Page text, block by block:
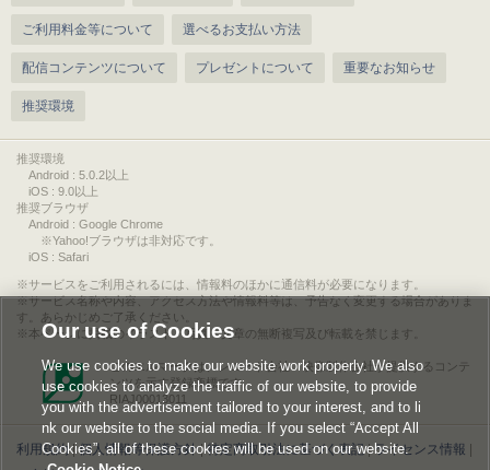
ご利用料金等について 選べるお支払い方法
配信コンテンツについて プレゼントについて 重要なお知らせ
推奨環境
推奨環境
Android : 5.0.2以上
iOS : 9.0以上
推奨ブラウザ
Android : Google Chrome
※Yahoo!ブラウザは非対応です。
iOS : Safari
サービスをご利用されるには、情報料のほかに通信料が必要になります。
サービス名称や内容、アクセス方法や情報料等は、予告なく変更する場合がありま
す。あらかじめご了承ください。
本ページに掲載のイラスト・写真・文章の無断複写及び転載を禁じます。
このエルマークは、レコード会社・映像製作会社が提供するコンテ
ンツを示す登録商標です。
RIAJ00013011
利用規約|個人情報等保護方針|特定商取引法に基づく表記|ライセンス情報
Our use of Cookies
We use cookies to make our website work properly. We also
use cookies to analyze the traffic of our website, to provide
you with the advertisement tailored to your interest, and to li
nk our website to the social media. If you select “Accept All
Cookies”, all of these cookies will be used on our website.